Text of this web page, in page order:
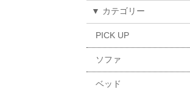
▼ カテゴリー
PICK UP
ソファ
ベッド